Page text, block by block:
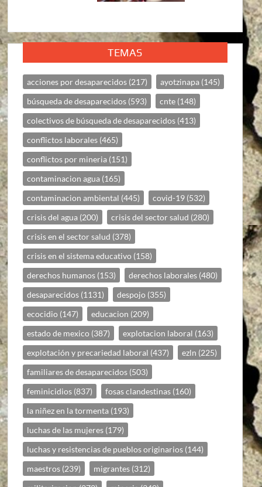
TEMAS
acciones por desaparecidos (217) ayotzinapa (145)
búsqueda de desaparecidos (593) cnte (148)
colectivos de búsqueda de desaparecidos (413)
conflictos laborales (465)
conflictos por mineria (151)
contaminacion agua (165)
contaminacion ambiental (445) covid-19 (532)
crisis del agua (200) crisis del sector salud (280)
crisis en el sector salud (378)
crisis en el sistema educativo (158)
derechos humanos (153) derechos laborales (480)
desaparecidos (1131) despojo (355)
ecocidio (147) educacion (209)
estado de mexico (387) explotacion laboral (163)
explotación y precariedad laboral (437) ezln (225)
familiares de desaparecidos (503)
feminicidios (837) fosas clandestinas (160)
la niñez en la tormenta (193)
luchas de las mujeres (179)
luchas y resistencias de pueblos originarios (144)
maestros (239) migrantes (312)